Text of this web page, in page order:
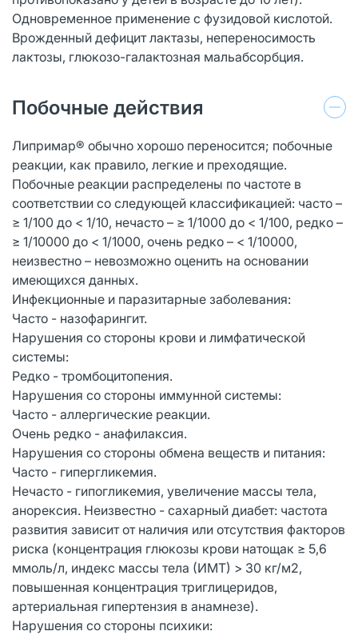
Одновременное применение с фузидовой кислотой.
Врожденный дефицит лактазы, непереносимость
лактозы, глюкозо-галактозная мальабсорбция.
Побочные действия
Липримар® обычно хорошо переносится; побочные
реакции, как правило, легкие и преходящие.
Побочные реакции распределены по частоте в
соответствии со следующей классификацией: часто –
≥ 1/100 до < 1/10, нечасто – ≥ 1/1000 до < 1/100, редко –
≥ 1/10000 до < 1/1000, очень редко – < 1/10000,
неизвестно – невозможно оценить на основании
имеющихся данных.
Инфекционные и паразитарные заболевания:
Часто - назофарингит.
Нарушения со стороны крови и лимфатической
системы:
Редко - тромбоцитопения.
Нарушения со стороны иммунной системы:
Часто - аллергические реакции.
Очень редко - анафилаксия.
Нарушения со стороны обмена веществ и питания:
Часто - гипергликемия.
Нечасто - гипогликемия, увеличение массы тела,
анорексия. Неизвестно - сахарный диабет: частота
развития зависит от наличия или отсутствия факторов
риска (концентрация глюкозы крови натощак ≥ 5,6
ммоль/л, индекс массы тела (ИМТ) > 30 кг/м2,
повышенная концентрация триглицеридов,
артериальная гипертензия в анамнезе).
Нарушения со стороны психики: